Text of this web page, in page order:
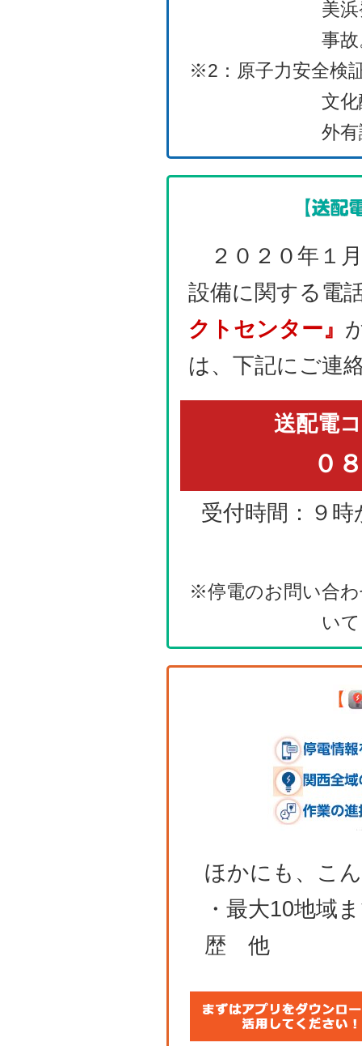
美
事
※2：原子力安全検
文
外
２０２０年１
設備に関する電
クトセンター』
は、下記にご連
送配電
０
受付時間：９
※停電のお問い合
い
ほかにも、こ
・最大10地域
歴 他